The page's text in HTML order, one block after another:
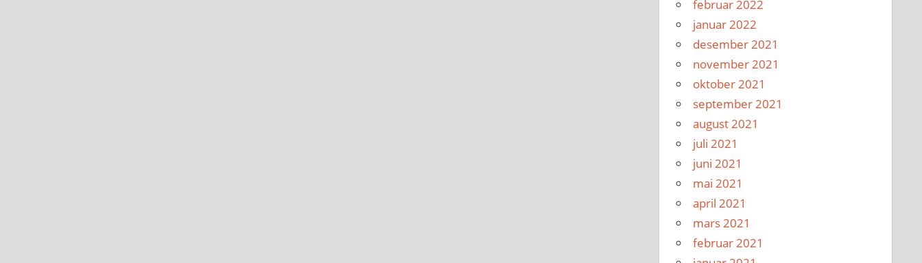
februar 2022
januar 2022
desember 2021
november 2021
oktober 2021
september 2021
august 2021
juli 2021
juni 2021
mai 2021
april 2021
mars 2021
februar 2021